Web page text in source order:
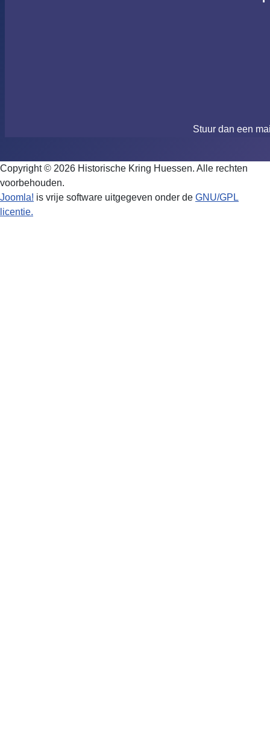
Stuur dan een
Copyright © 2026 Historische Kring Huessen. Alle rechten
voorbehouden.
Joomla! is vrije software uitgegeven onder de GNU/GPL
licentie.